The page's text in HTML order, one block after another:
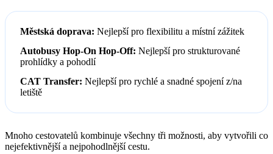
Městská doprava: Nejlepší pro flexibilitu a místní zážitek
Autobusy Hop-On Hop-Off: Nejlepší pro strukturované
prohlídky a pohodlí
CAT Transfer: Nejlepší pro rychlé a snadné spojení z/na
letiště
Mnoho cestovatelů kombinuje všechny tři možnosti, aby vytvořili co
nejefektivnější a nejpohodlnější cestu.